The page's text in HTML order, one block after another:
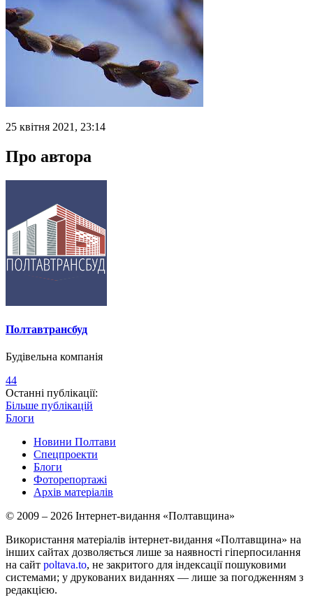
25 квітня 2021, 23:14
Про автора
Полтавтрансбуд
Будівельна компанія
44
Останні публікації:
Більше публікацій
Блоги
Новини Полтави
Спецпроекти
Блоги
Фоторепортажі
Архів матеріалів
© 2009 – 2026 Інтернет-видання «Полтавщина»
Використання матеріалів інтернет-видання «Полтавщина» на
інших сайтах дозволяється лише за наявності гіперпосилання
на сайт poltava.to, не закритого для індексації пошуковими
системами; у друкованих виданнях — лише за погодженням з
редакцією.